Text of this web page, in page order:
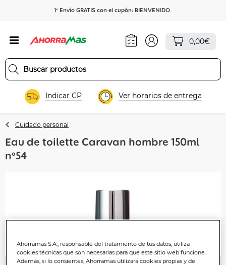
1º Envío GRATIS con el cupón: BIENVENIDO
0,00€
Indicar CP Ver horarios de entrega
Cuidado personal
Eau de toilette Caravan hombre 150ml
nº54
Ahorramas S.A., responsable del tratamiento de tus datos, utiliza
cookies técnicas que son necesarias para que este sitio web funcione.
Además, si lo consientes, Ahorramas utilizará cookies propias y de